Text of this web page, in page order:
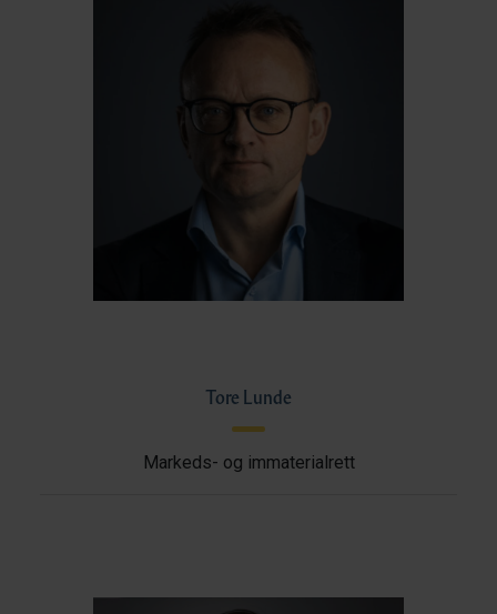
Tore Lunde
Markeds- og immaterialrett